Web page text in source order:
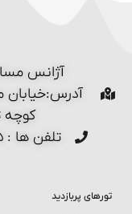
آژانس
آدرس:خیابان
کوچه
تلفن ها : ۰۹۱۲۳۸۹۷۶۵۵-۲۶۴۱۴۹۹۵-۲۶۴۱۴۹۹۷
تورهای پربازدید